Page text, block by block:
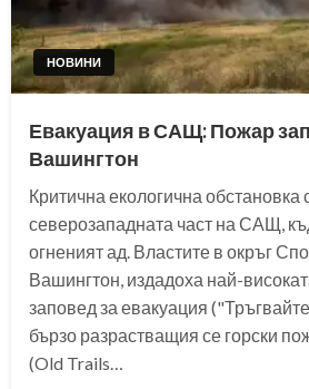
НОВИНИ
Евакуация в САЩ: Пожар
Вашингтон
Критична екологична обстановка
северозападната част на САЩ,
огненият ад. Властите в окръг
Вашингтон, издадоха най-
заповед за евакуация
бързо разрастващия се горски
(Old Trails…